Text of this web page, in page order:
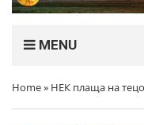
MENU
Home» НЕК плаща на